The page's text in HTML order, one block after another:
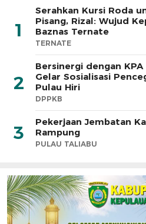
1
Serahkan Kursi Roda
Pisang, Rizal: Wujud
Baznas Ternate
TERNATE
2
Bersinergi dengan
Gelar Sosialisasi
Pulau Hiri
DPPKB
3
Pekerjaan Jembatan
Rampung
PULAU TALIABU